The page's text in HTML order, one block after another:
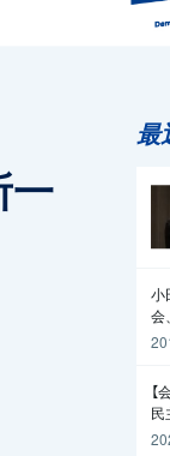
一
最
小
会
民